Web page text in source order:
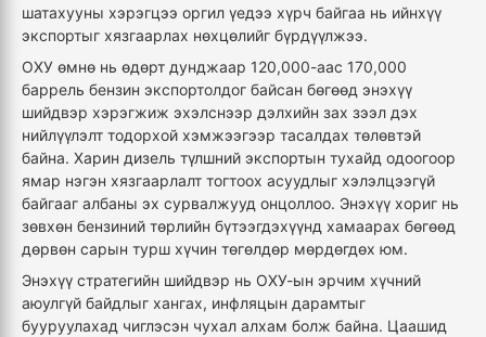
шатахууны хэрэгцээ оргил үедээ хүрч байгаа нь ийнхүү
экспортыг хязгаарлах нөхцөлийг бүрдүүлжээ.
ОХУ өмнө нь өдөрт дунджаар 120,000-аас 170,000
баррель бензин экспортолдог байсан бөгөөд энэхүү
шийдвэр хэрэгжиж эхэлснээр дэлхийн зах зээл дэх
нийлүүлэлт тодорхой хэмжээгээр тасалдах төлөвтэй
байна. Харин дизель түлшний экспортын тухайд одоогоор
ямар нэгэн хязгаарлалт тогтоох асуудлыг хэлэлцээгүй
байгааг албаны эх сурвалжууд онцоллоо. Энэхүү хориг нь
зөвхөн бензиний төрлийн бүтээгдэхүүнд хамаарах бөгөөд
дөрвөн сарын турш хүчин төгөлдөр мөрдөгдөх юм.
Энэхүү стратегийн шийдвэр нь ОХУ-ын эрчим хүчний
аюулгүй байдлыг хангах, инфляцын дарамтыг
бууруулахад чиглэсэн чухал алхам болж байна. Цаашид